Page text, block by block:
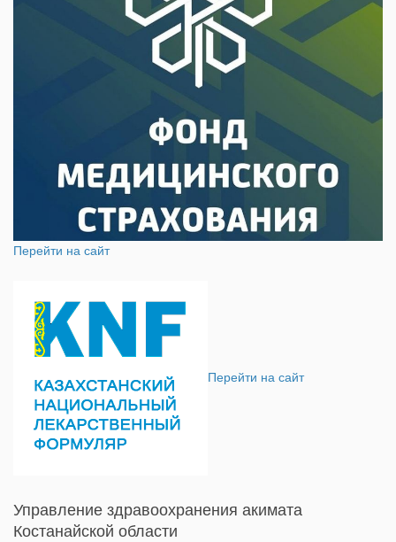
Перейти на сайт
Перейти на сайт
Управление здравоохранения акимата
Костанайской области